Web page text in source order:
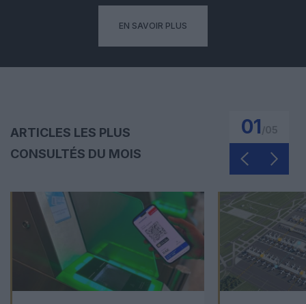
EN SAVOIR PLUS
ARTICLES LES PLUS
CONSULTÉS DU MOIS
01